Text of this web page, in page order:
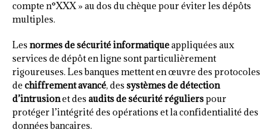
compte n°XXX » au dos du chèque pour éviter les dépôts
multiples.
Les normes de sécurité informatiqueappliquées aux
services de dépôt en ligne sont particulièrement
rigoureuses. Les banques mettent en œuvre des protocoles
de chiffrement avancé, des systèmes de détection
d’intrusionet des audits de sécurité régulierspour
protéger l’intégrité des opérations et la confidentialité des
données bancaires.